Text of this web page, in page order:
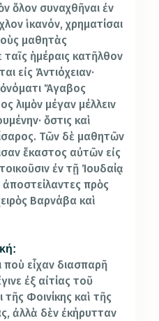
ὅλον συναχθῆναι ἐν
ἱκανόν, χρηματίσαι
μαθητὰς
ταῖς ἡμέραις κατῆλθον
εἰς Ἀντιόχειαν·
Ἄγαβος
λιμὸν μέγαν μέλλειν
ὅστις καὶ
Τῶν δὲ μαθητῶν
ἕκαστος αὐτῶν εἰς
ἐν τῇ Ἰουδαίᾳ
ἀποστείλαντες πρὸς
Βαρνάβα καὶ
ποὺ εἶχαν διασπαρῆ
ἐξ αἰτίας τοῦ
Φοινίκης καὶ τῆς
ἀλλὰ δὲν ἐκήρυτταν